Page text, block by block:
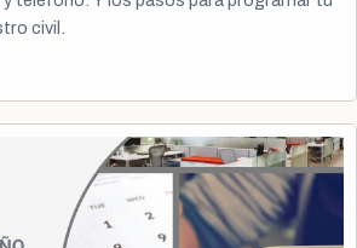
civil.